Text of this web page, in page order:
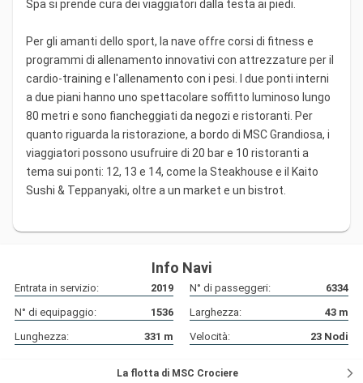
Spa si prende cura dei viaggiatori dalla testa ai piedi.
Per gli amanti dello sport, la nave offre corsi di fitness e
programmi di allenamento innovativi con attrezzature per il
cardio-training e l'allenamento con i pesi. I due ponti interni
a due piani hanno uno spettacolare soffitto luminoso lungo
80 metri e sono fiancheggiati da negozi e ristoranti. Per
quanto riguarda la ristorazione, a bordo di MSC Grandiosa, i
viaggiatori possono usufruire di 20 bar e 10 ristoranti a
tema sui ponti: 12, 13 e 14, come la Steakhouse e il Kaito
Sushi & Teppanyaki, oltre a un market e un bistrot.
Info Navi
Entrata in servizio: 2019 N° di passeggeri:
6334
N° di equipaggio:
1536 Larghezza: 43 m
Lunghezza:
331 m Velocità: 23 Nodi
La flotta di MSC Crociere